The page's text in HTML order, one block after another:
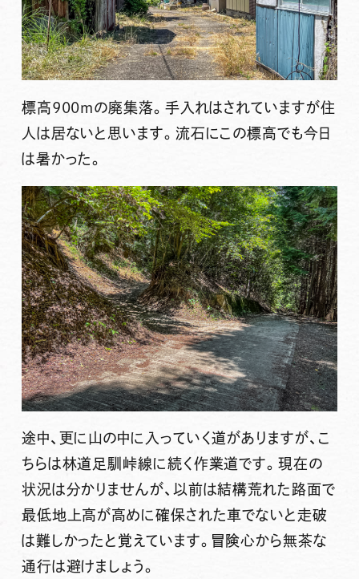
標高900mの廃集落。手入れはされていますが住
人は居ないと思います。流石にこの標高でも今日
は暑かった。
途中、更に山の中に入っていく道がありますが、こ
ちらは林道足馴峠線に続く作業道です。現在の
状況は分かりませんが、以前は結構荒れた路面で
最低地上高が高めに確保された車でないと走破
は難しかったと覚えています。冒険心から無茶な
通行は避けましょう。